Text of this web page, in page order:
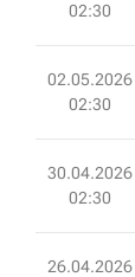
02:30
02.05.2026
02:30
30.04.2026
02:30
26.04.2026